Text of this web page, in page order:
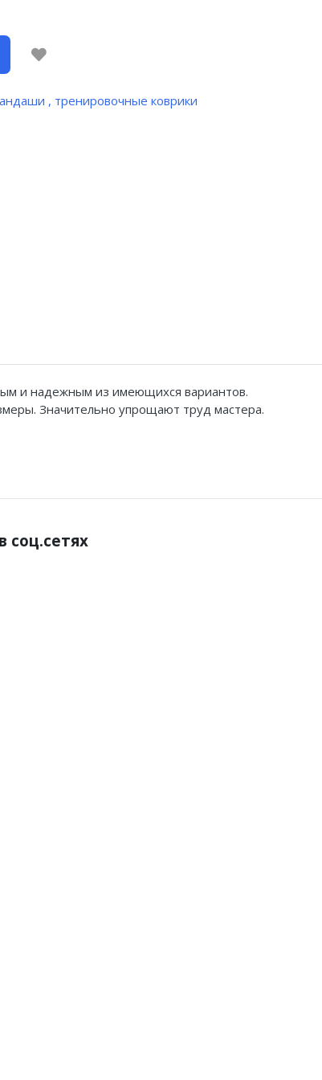
, тренировочные коврики
и надежным из имеющихся вариантов.
Значительно упрощают труд мастера.
соц.сетях